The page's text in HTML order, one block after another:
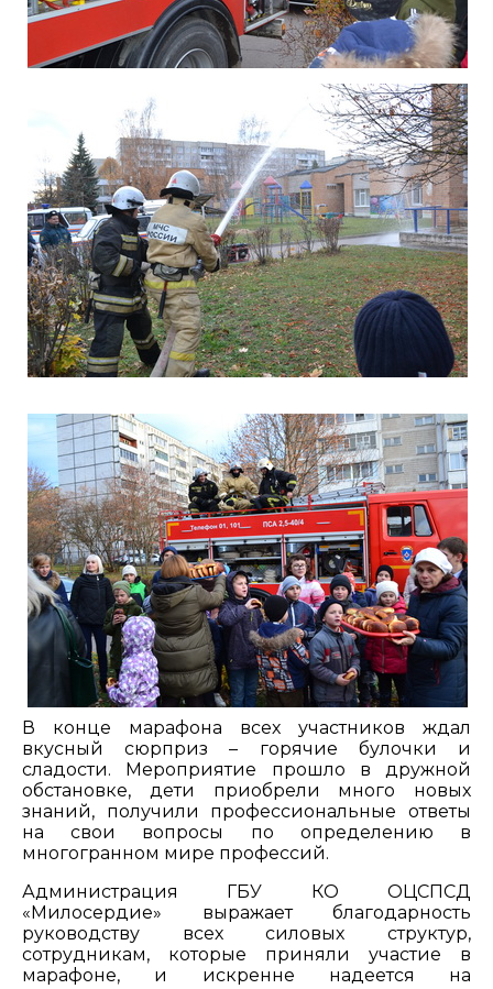
В конце марафона всех участников ждал
вкусный сюрприз – горячие булочки и
сладости. Мероприятие прошло в дружной
обстановке, дети приобрели много новых
знаний, получили профессиональные ответы
на свои вопросы по определению в
многогранном мире профессий.
Администрация ГБУ КО ОЦСПСД
«Милосердие» выражает благодарность
руководству всех силовых структур,
сотрудникам, которые приняли участие в
марафоне, и искренне надеется на